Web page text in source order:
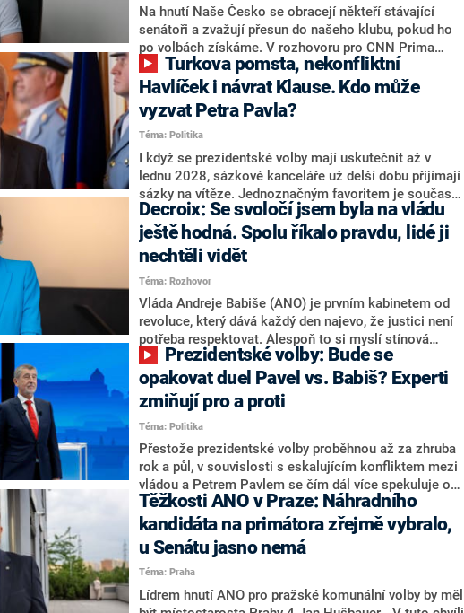
úmorná práce upozorňovat na chyby vlády. Ministři s
námi navíc nechodí do debat. Chceme ale ukazovat
svoje témata,“ odpověděl Grolich na dotaz CNN Prima
NEWS.
Na hnutí Naše Česko se obracejí někteří stávající
senátoři a zvažují přesun do našeho klubu, pokud ho
po volbách získáme. V rozhovoru pro CNN Prima
NEWS to řekl zakladatel hnutí a jihočeský hejtman
Martin Kuba. Konkrétní nebyl, ale získat by takto mohl
například senátora Zdeňka Hrabu, který je dnes
součástí klubu ODS a TOP 09. Hraba to na dotaz
redakce nevyloučil. Předseda klubu senátorů ODS
Zdeněk Nytra redakci řekl, že počítá s odchodem
některých senátorů z klubu a že Naše Česko není
nepřítel, ale soupeř.
Havlíček i návrat Klause. Kdo může
vyzvat Petra Pavla?
Téma: Politika
I když se prezidentské volby mají uskutečnit až v
lednu 2028, sázkové kanceláře už delší dobu přijímají
sázky na vítěze. Jednoznačným favoritem je současná
hlava státu Petr Pavel. Daleko za ním pak bookmakeři
zmiňují dva výrazné politiky ANO, tedy premiéra
Andreje Babiše a ministra průmyslu Karla Havlíčka.
Oblíbeným tipem samotných sázkařů je poslanec za
Motoristy Filip Turek. Politolog Jan Kubáček nicméně
o případné kandidatuře kohokoliv ze zmíněné trojice
značně pochybuje. Podle něj současná koalice dosud
nemá osobu, která by Pavlovi mohla konkurovat.
Decroix: Se svoločí jsem byla na vládu
ještě hodná. Spolu říkalo pravdu, lidé ji
nechtěli vidět
Téma: Rozhovor
Vláda Andreje Babiše (ANO) je prvním kabinetem od
revoluce, který dává každý den najevo, že justici není
potřeba respektovat. Alespoň to si myslí stínová
ministryně spravedlnosti ODS Eva Decroix. V
rozhovoru pro CNN Prima NEWS si nebrala servítky
ohledně politického výkonu svého nástupce Jeronýma
Tejce (za ANO) či vládní zmocněnkyně pro lidská
práva Taťány Malé (ANO). Označením „svoloč“ na
adresu vlády prý byla ještě hodná. Decroix se také
vrátila k volební porážce koalice Spolu či promluvila o
hnutí Naše Česko Martina Kuby.
opakovat duel Pavel vs. Babiš? Experti
zmiňují pro a proti
Téma: Politika
Přestože prezidentské volby proběhnou až za zhruba
rok a půl, v souvislosti s eskalujícím konfliktem mezi
vládou a Petrem Pavlem se čím dál více spekuluje o
tom, koho by do bitvy o Hrad mohla vyslat současná
koalice. Někteří političtí komentátoři znovu vytahují
jméno premiéra Andreje Babiše (ANO). Jak moc je
pravděpodobné, že se v prezidentských volbách 2028
bude znovu opakovat souboj z roku 2023?
Těžkosti ANO v Praze: Náhradního
kandidáta na primátora zřejmě vybralo,
u Senátu jasno nemá
Téma: Praha
Lídrem hnutí ANO pro pražské komunální volby by měl